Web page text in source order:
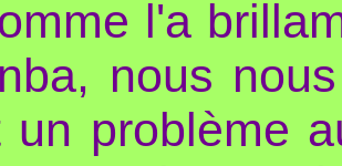
l'a
nous
un problème